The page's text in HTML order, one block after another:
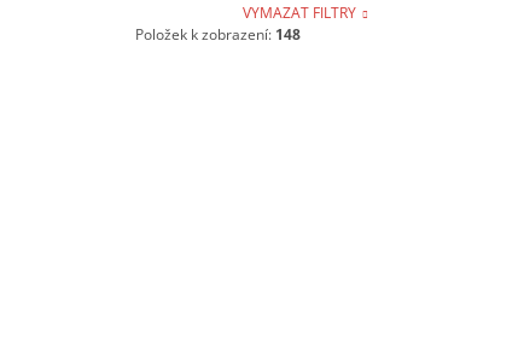
VYMAZAT FILTRY
Položek k zobrazení: 148